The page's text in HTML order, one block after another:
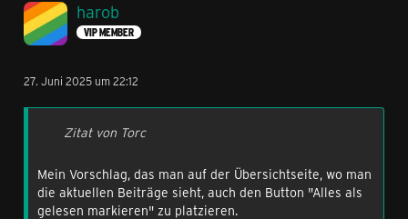
harob
VIP MEMBER
27. Juni 2025 um 22:12
Zitat von Torc
Mein Vorschlag, das man auf der Übersichtseite, wo man
die aktuellen Beiträge sieht, auch den Button "Alles als
gelesen markieren" zu platzieren.